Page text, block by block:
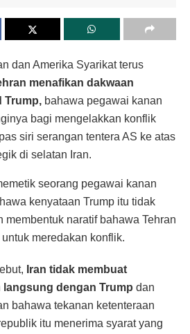
dan Amerika Syarikat terus
menafikan dakwaan
Trump, bahawa pegawai kanan
bagi mengelakkan konflik
siri serangan tentera AS ke atas
di selatan Iran.
seorang pegawai kanan
kenyataan Trump itu tidak
membentuk naratif bahawa Tehran
meredakan konflik.
Iran tidak membuat
dengan Trump dan
bahawa tekanan ketenteraan
itu menerima syarat yang